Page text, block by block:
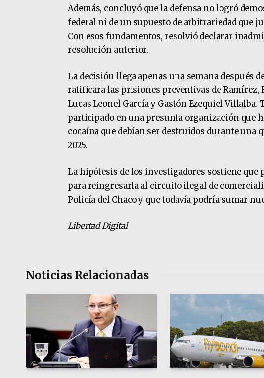
Además, concluyó que la defensa no logró
federal ni de un supuesto de arbitrariedad que
Con esos fundamentos, resolvió declarar
resolución anterior.
La decisión llega apenas una semana después
ratificara las prisiones preventivas de Ramírez,
Lucas Leonel García y Gastón Ezequiel Villalba.
participado en una presunta organización que
cocaína que debían ser destruidos durante una
2025.
La hipótesis de los investigadores sostiene que
para reingresarla al circuito ilegal de
Policía del Chaco y que todavía podría sumar
Libertad Digital
Noticias Relacionadas